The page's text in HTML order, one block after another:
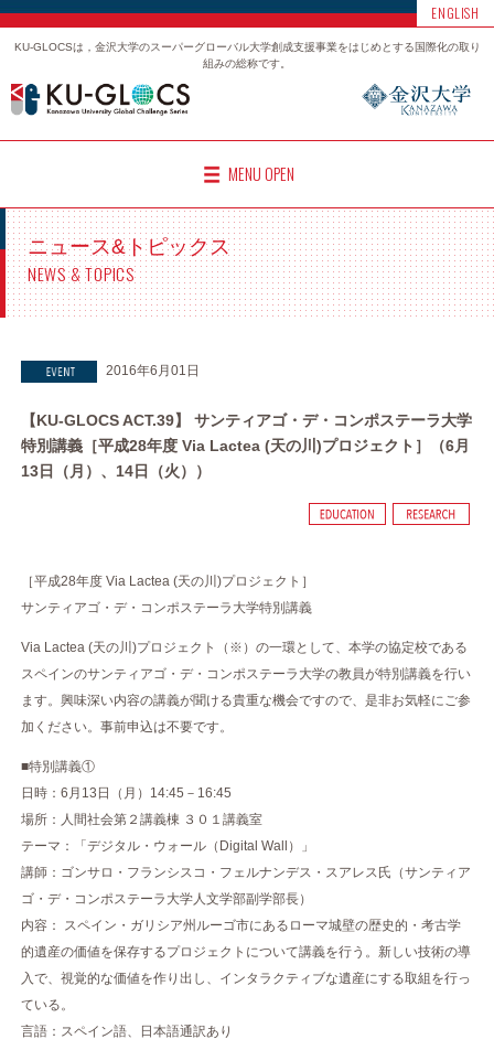
ENGLISH
KU-GLOCSは，金沢大学のスーパーグローバル大学創成支援事業をはじめとする国際化の取り
組みの総称です。
MENU OPEN
ニュース&トピックス
NEWS & TOPICS
2016年6月01日
【KU-GLOCS ACT.39】 サンティアゴ・デ・コンポステーラ大学
特別講義［平成28年度 Via Lactea (天の川)プロジェクト］（6月
13日（月）、14日（火））
［平成28年度 Via Lactea (天の川)プロジェクト］
サンティアゴ・デ・コンポステーラ大学特別講義
Via Lactea (天の川)プロジェクト（※）の一環として、本学の協定校である
スペインのサンティアゴ・デ・コンポステーラ大学の教員が特別講義を行い
ます。興味深い内容の講義が聞ける貴重な機会ですので、是非お気軽にご参
加ください。事前申込は不要です。
■特別講義①
日時：6月13日（月）14:45－16:45
場所：人間社会第２講義棟 ３０１講義室
テーマ：「デジタル・ウォール（Digital Wall）」
講師：ゴンサロ・フランシスコ・フェルナンデス・スアレス氏（サンティア
ゴ・デ・コンポステーラ大学人文学部副学部長）
内容： スペイン・ガリシア州ルーゴ市にあるローマ城壁の歴史的・考古学
的遺産の価値を保存するプロジェクトについて講義を行う。新しい技術の導
入で、視覚的な価値を作り出し、インタラクティブな遺産にする取組を行っ
ている。
言語：スペイン語、日本語通訳あり